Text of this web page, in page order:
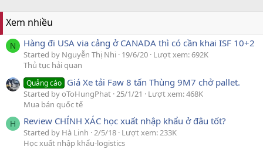
Xem nhiều
N Hàng đi USA via cảng ở CANADA thì có cần khai ISF 10+2
Started by Nguyễn Thị Nhi 19/6/20 Lượt xem: 692K
Thủ tục hải quan
Quảng cáo Giá Xe tải Faw 8 tấn Thùng 9M7 chở pallet.
Started by oToHungPhat 25/1/21
Lượt xem: 468K
Mua bán quốc tế
H Review CHÍNH XÁC học xuất nhập khẩu ở đâu tốt?
Started by Hà Linh 2/5/18 Lượt xem: 233K
Học xuất nhập khẩu-logistics